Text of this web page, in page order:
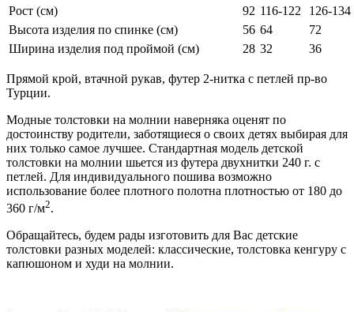
Рост (см)
92 116-122
126-134
Высота изделия по спинке (см)
56 64
72
Ширина изделия под проймой (см)
28 32 36
Прямой крой, втачной рукав, футер 2-нитка с петлей пр-во
Турции.
Модные толстовки на молнии наверняка оценят по
достоинству родители, заботящиеся о своих детях выбирая для
них только самое лучшее. Стандартная модель детской
толстовки на молнии шьется из футера двухнитки 240 г. с
петлей. Для индивидуального пошива возможно
использование более плотного полотна плотностью от 180 до
360 г/м2.
Обращайтесь, будем рады изготовить для Вас детские
толстовки разных моделей: классические, толстовка кенгуру с
капюшоном и худи на молнии.